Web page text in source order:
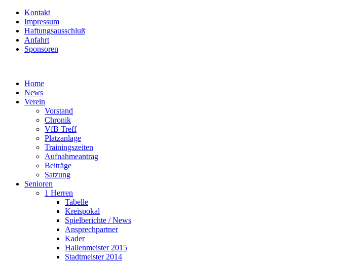
Kontakt
Impressum
Haftungsausschluß
Anfahrt
Sponsoren
Home
News
Verein
Vorstand
Chronik
VfB Treff
Platzanlage
Trainingszeiten
Aufnahmeantrag
Beiträge
Satzung
Senioren
1 Herren
Tabelle
Kreispokal
Spielberichte / News
Ansprechpartner
Kader
Hallenmeister 2015
Stadtmeister 2014